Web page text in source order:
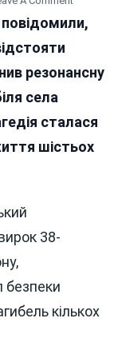
Якого
повідомили,
резонансну
села
сталася
шістьох
38-
безпеки
кількох